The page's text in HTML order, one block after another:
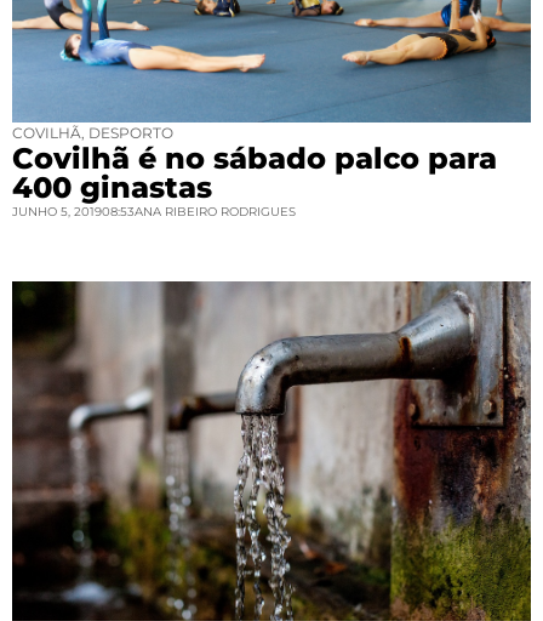
COVILHÃ, DESPORTO
Covilhã é no sábado palco para
400 ginastas
JUNHO 5, 201908:53ANA RIBEIRO RODRIGUES